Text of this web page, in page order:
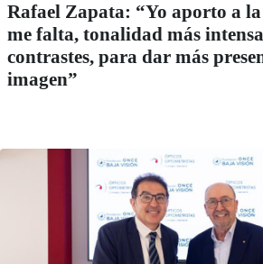
Rafael Zapata: “Yo aporto a
me falta, tonalidad más
contrastes, para dar más
imagen”